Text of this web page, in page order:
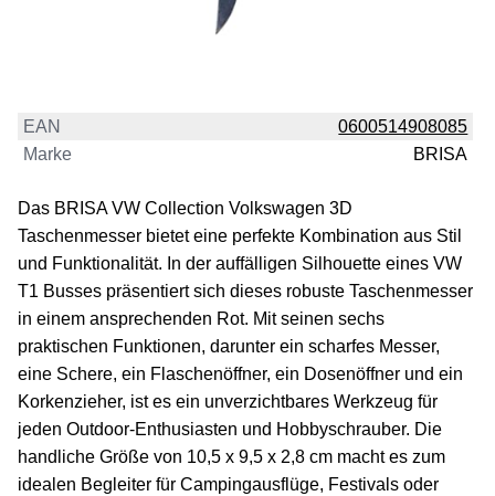
EAN
0600514908085
Marke
BRISA
Das BRISA VW Collection Volkswagen 3D
Taschenmesser bietet eine perfekte Kombination aus Stil
und Funktionalität. In der auffälligen Silhouette eines VW
T1 Busses präsentiert sich dieses robuste Taschenmesser
in einem ansprechenden Rot. Mit seinen sechs
praktischen Funktionen, darunter ein scharfes Messer,
eine Schere, ein Flaschenöffner, ein Dosenöffner und ein
Korkenzieher, ist es ein unverzichtbares Werkzeug für
jeden Outdoor-Enthusiasten und Hobbyschrauber. Die
handliche Größe von 10,5 x 9,5 x 2,8 cm macht es zum
idealen Begleiter für Campingausflüge, Festivals oder